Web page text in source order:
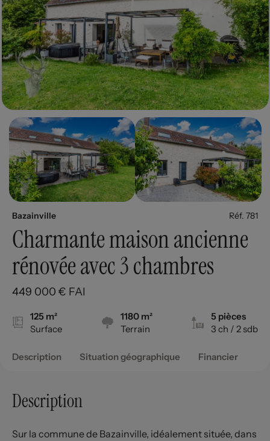
Bazainville Réf. 781
Charmante maison ancienne
rénovée avec 3 chambres
449 000 € FAI
125 m²
Surface
1180 m²
Terrain
5 pièces
3 ch / 2 sdb
Description Situation géographique Financier
Description
Sur la commune de Bazainville, idéalement située, dans